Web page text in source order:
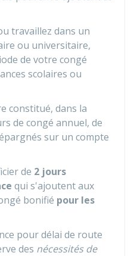
travaillez dans un
ou universitaire,
de votre congé
scolaires ou
constitué, dans la
de congé annuel, de
sur un compte
de 2 jours
qui s'ajoutent aux
bonifié pour les
pour délai de route
des nécessités de